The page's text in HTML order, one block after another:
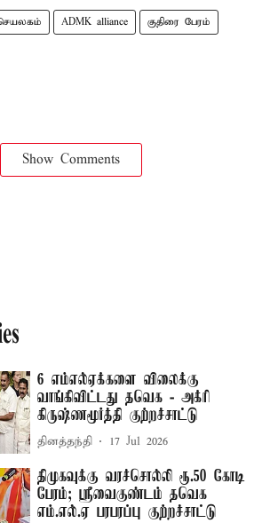
ADMK alliance குதிரை பேரம்
Show Comments
6 எம்எல்ஏக்களை விலைக்கு
வாங்கிவிட்டது தவெக - அக்ரி
கிருஷ்ணமூர்த்தி குற்றச்சாட்டு
தினத்தந்தி 17 Jul 2026
திமுகவுக்கு வரச்சொல்லி ரூ.50 கோடி
பேரம்; ஸ்ரீவைகுண்டம் தவெக
எம்.எல்.ஏ பரபரப்பு குற்றச்சாட்டு